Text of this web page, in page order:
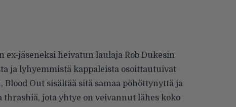
jäseneksi heivatun laulaja Rob Dukesin
ja lyhyemmistä kappaleista osoittautuivat
Out sisältää sitä samaa pöhöttynyttä ja
jota yhtye on veivannut lähes koko